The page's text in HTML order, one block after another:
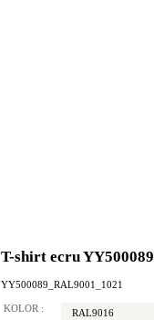
T-shirt ecru YY500089
YY500089_RAL9001_1021
KOLOR : RAL9016